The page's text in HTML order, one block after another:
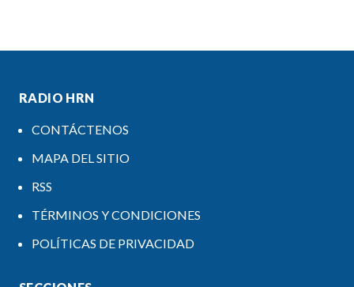
RADIO HRN
CONTÁCTENOS
MAPA DEL SITIO
RSS
TÉRMINOS Y CONDICIONES
POLÍTICAS DE PRIVACIDAD